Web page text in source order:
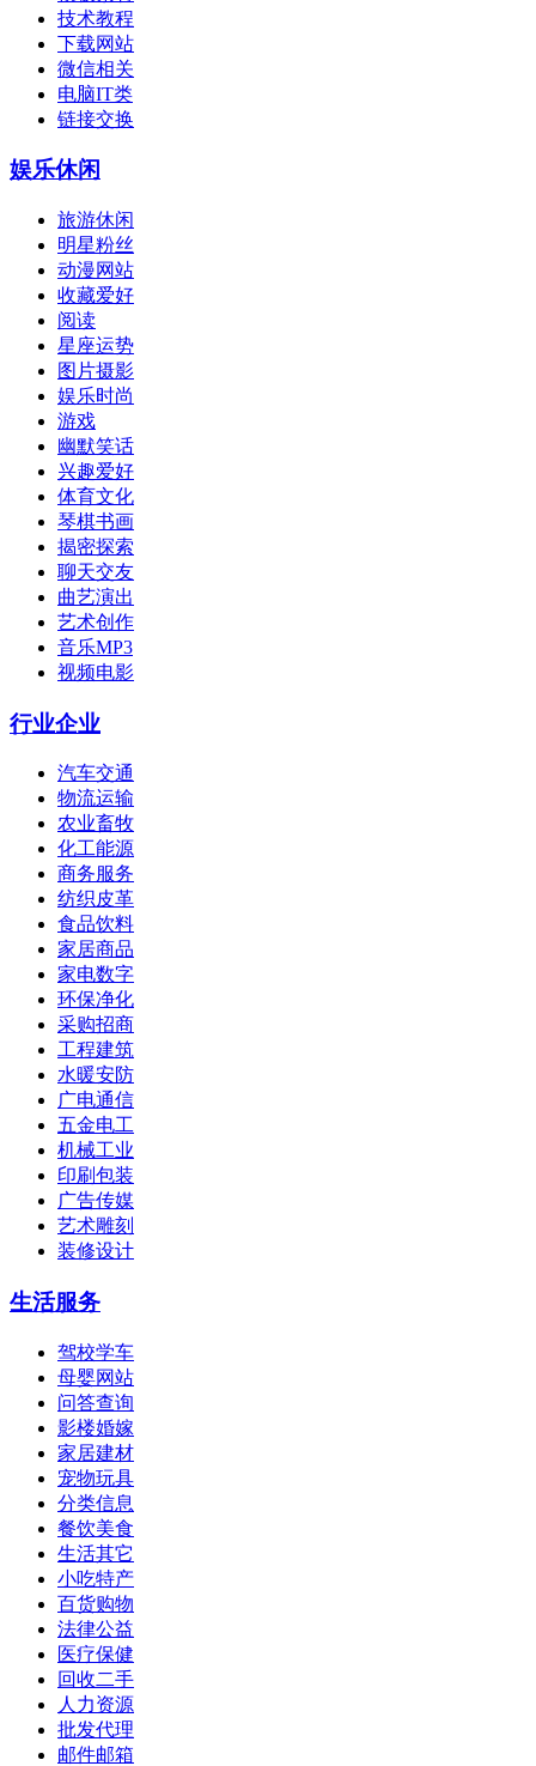
技术教程
下载网站
微信相关
电脑IT类
链接交换
娱乐休闲
旅游休闲
明星粉丝
动漫网站
收藏爱好
阅读
星座运势
图片摄影
娱乐时尚
游戏
幽默笑话
兴趣爱好
体育文化
琴棋书画
揭密探索
聊天交友
曲艺演出
艺术创作
音乐MP3
视频电影
行业企业
汽车交通
物流运输
农业畜牧
化工能源
商务服务
纺织皮革
食品饮料
家居商品
家电数字
环保净化
采购招商
工程建筑
水暖安防
广电通信
五金电工
机械工业
印刷包装
广告传媒
艺术雕刻
装修设计
生活服务
驾校学车
母婴网站
问答查询
影楼婚嫁
家居建材
宠物玩具
分类信息
餐饮美食
生活其它
小吃特产
百货购物
法律公益
医疗保健
回收二手
人力资源
批发代理
邮件邮箱